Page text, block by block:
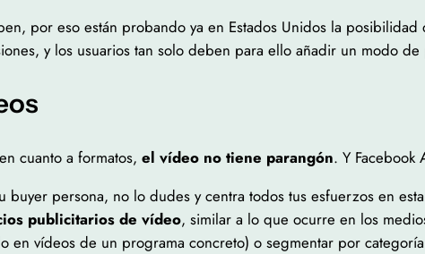
por eso están probando ya en Estados Unidos la posibilidad
y los usuarios tan solo deben para ello añadir un modo
cuanto a formatos, el vídeo no tiene parangón. Y
buyer persona, no lo dudes y centra todos tus esfuerzos en
publicitarios de vídeo, similar a lo que ocurre en los
en vídeos de un programa concreto) o segmentar por